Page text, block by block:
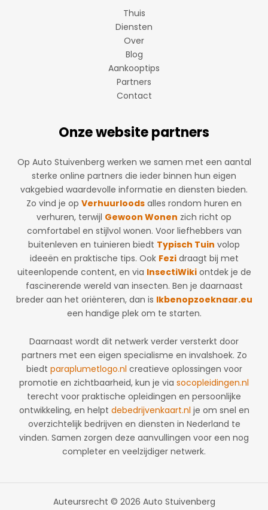
Thuis
Diensten
Over
Blog
Aankooptips
Partners
Contact
Onze website partners
Op Auto Stuivenberg werken we samen met een aantal
sterke online partners die ieder binnen hun eigen
vakgebied waardevolle informatie en diensten bieden.
Zo vind je op Verhuurloods alles rondom huren en
verhuren, terwijl Gewoon Wonen zich richt op
comfortabel en stijlvol wonen. Voor liefhebbers van
buitenleven en tuinieren biedt Typisch Tuin volop
ideeën en praktische tips. Ook Fezidraagt bij met
uiteenlopende content, en via InsectiWikiontdek je de
fascinerende wereld van insecten. Ben je daarnaast
breder aan het oriënteren, dan is Ikbenopzoeknaar.eu
een handige plek om te starten.
Daarnaast wordt dit netwerk verder versterkt door
partners met een eigen specialisme en invalshoek. Zo
biedt paraplumetlogo.nl creatieve oplossingen voor
promotie en zichtbaarheid, kun je via socopleidingen.nl
terecht voor praktische opleidingen en persoonlijke
ontwikkeling, en helpt debedrijvenkaart.nl je om snel en
overzichtelijk bedrijven en diensten in Nederland te
vinden. Samen zorgen deze aanvullingen voor een nog
completer en veelzijdiger netwerk.
Auteursrecht © 2026 Auto Stuivenberg